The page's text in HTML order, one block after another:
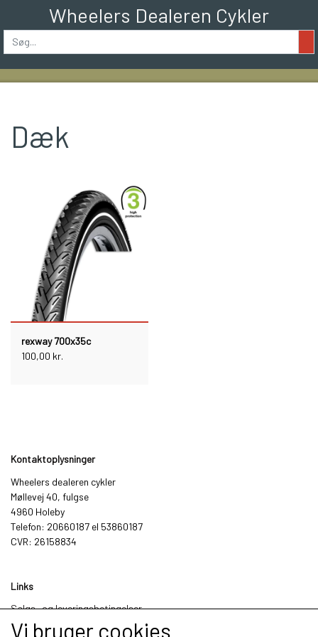
Wheelers Dealeren Cykler
Dæk
rexway 700x35c
100,00 kr.
Kontaktoplysninger
Wheelers dealeren cykler
Møllevej 40, fulgse
4960 Holeby
Telefon: 20660187 el 53860187
CVR: 26158834
Links
Salgs- og leveringsbetingelser
Cookies
Vi bruger cookies